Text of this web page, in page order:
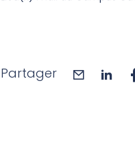
Partager mail